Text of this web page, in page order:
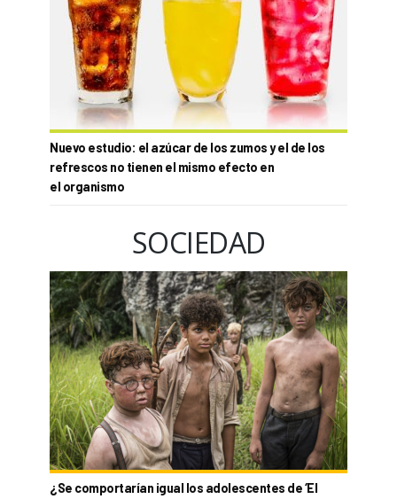
Nuevo estudio: el azúcar de los zumos y el de los
refrescos no tienen el mismo efecto en
el organismo
SOCIEDAD
¿Se comportarían igual los adolescentes de ‘El